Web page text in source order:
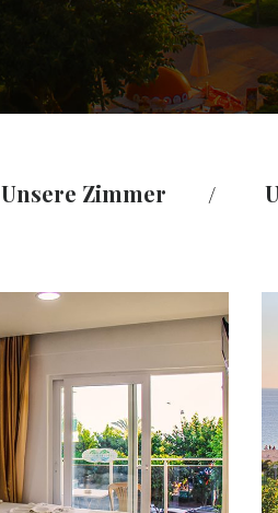
Unsere Zimmer